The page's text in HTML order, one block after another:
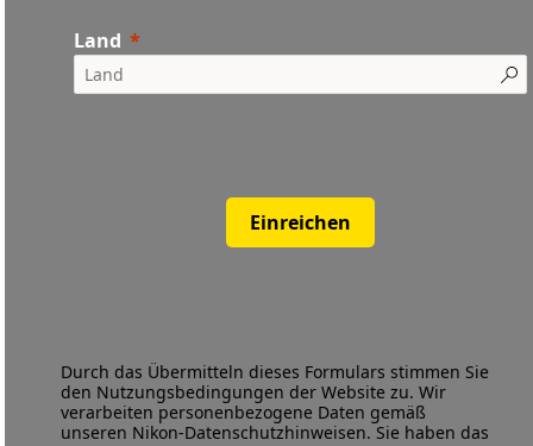
Land
Einreichen
Durch das Übermitteln dieses Formulars stimmen Sie
den Nutzungsbedingungen der Website zu. Wir
verarbeiten personenbezogene Daten gemäß
unseren Nikon-Datenschutzhinweisen. Sie haben das